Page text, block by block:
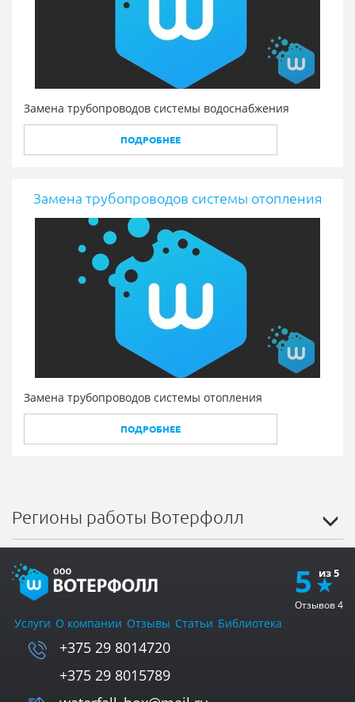
Замена трубопроводов системы водоснабжения
ПОДРОБНЕЕ
Замена трубопроводов системы отопления
Замена трубопроводов системы отопления
ПОДРОБНЕЕ
Регионы работы Вотерфолл
5
Отзывов4
Услуги О компании Отзывы Статьи Библиотека
+375 29 8014720
+375 29 8015789